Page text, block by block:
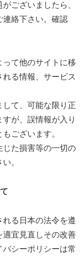
ございましたら、
連絡下さい。確認
て他のサイトに移
る情報、サービス
て、可能な限り正
が、誤情報が入り
ございます。
じた損害等の一切の
。
る日本の法令を遵
適宜見直しその改善
シーポリシーは常